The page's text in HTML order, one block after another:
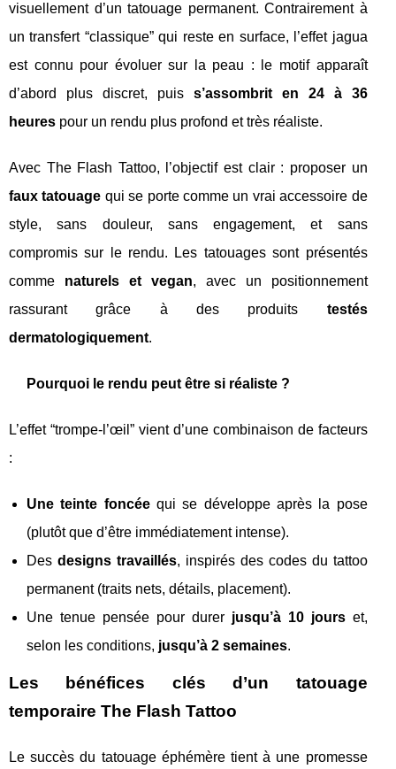
visuellement d’un tatouage permanent. Contrairement à
un transfert “classique” qui reste en surface, l’effet jagua
est connu pour évoluer sur la peau : le motif apparaît
d’abord plus discret, puis s’assombrit en 24 à 36
heures pour un rendu plus profond et très réaliste.
Avec The Flash Tattoo, l’objectif est clair : proposer un
faux tatouage qui se porte comme un vrai accessoire de
style, sans douleur, sans engagement, et sans
compromis sur le rendu. Les tatouages sont présentés
comme naturels et vegan, avec un positionnement
rassurant grâce à des produits testés
dermatologiquement.
Pourquoi le rendu peut être si réaliste ?
L’effet “trompe-l’œil” vient d’une combinaison de facteurs
:
Une teinte foncéequi se développe après la pose
(plutôt que d’être immédiatement intense).
Des designs travaillés, inspirés des codes du tattoo
permanent (traits nets, détails, placement).
Une tenue pensée pour durer jusqu’à 10 jourset,
selon les conditions, jusqu’à 2 semaines.
Les bénéfices clés d’un tatouage
temporaire The Flash Tattoo
Le succès du tatouage éphémère tient à une promesse